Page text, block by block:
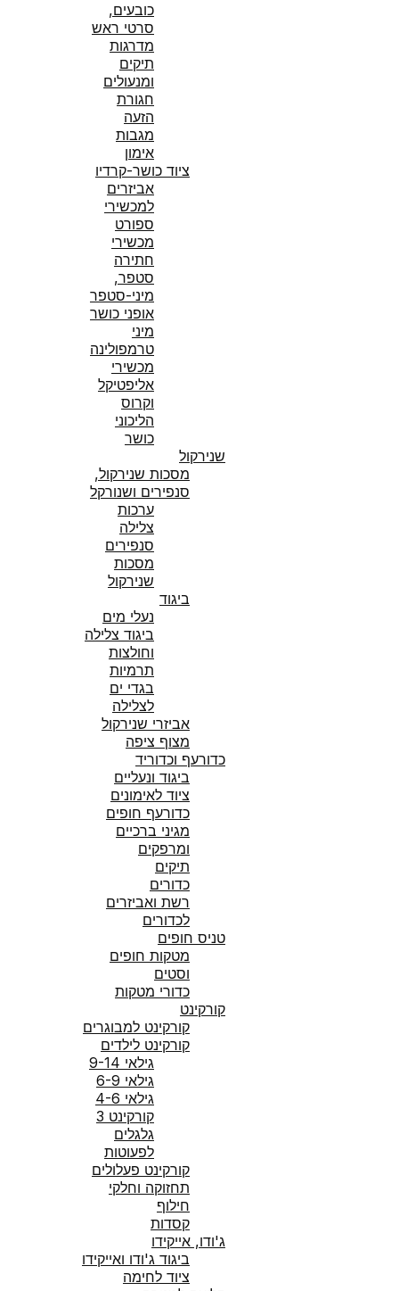
כובעים,
סרטי ראש
מדרגות
תיקים
ומנעולים
חגורת
הזעה
מגבות
אימון
ציוד כושר-קרדיו
אביזרים
למכשירי
ספורט
מכשירי
חתירה
סטפר,
מיני-סטפר
אופני כושר
מיני
טרמפולינה
מכשירי
אליפטיקל
וקרוס
הליכוני
כושר
שנירקול
מסכות שנירקול,
סנפירים ושנורקל
ערכות
צלילה
סנפירים
מסכות
שנירקול
ביגוד
נעלי מים
ביגוד צלילה
וחולצות
תרמיות
בגדי ים
לצלילה
אביזרי שנירקול
מצוף ציפה
כדורעף וכדוריד
ביגוד ונעליים
ציוד לאימונים
כדורעף חופים
מגיני ברכיים
ומרפקים
תיקים
כדורים
רשת ואביזרים
לכדורים
טניס חופים
מטקות חופים
וסטים
כדורי מטקות
קורקינט
קורקינט למבוגרים
קורקינט לילדים
גילאי 9-14
גילאי 6-9
גילאי 4-6
קורקינט 3
גלגלים
לפעוטות
קורקינט פעלולים
תחזוקה וחלקי
חילוף
קסדות
ג'ודו, אייקידו
ביגוד ג'ודו ואייקידו
ציוד לחימה